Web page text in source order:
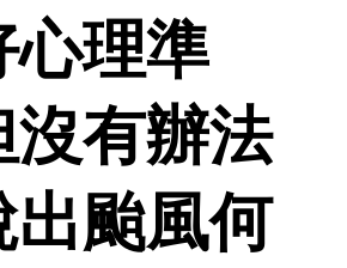
心理準
沒有辦法
出颱風何